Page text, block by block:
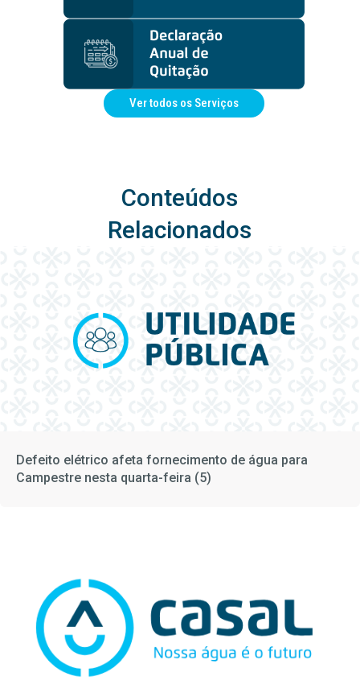
Ver todos os Serviços
Conteúdos
Relacionados
Defeito elétrico afeta fornecimento de água para
Campestre nesta quarta-feira (5)